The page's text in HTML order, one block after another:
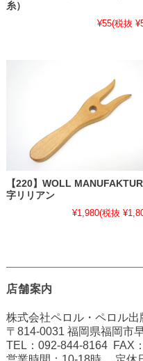
糸）
¥55(税抜
【220】WOLL
字リリアン
¥1,980(税抜
店舗案内
株式会社ペロル・ペロル出
〒814-0031 福岡県福岡市
TEL： 092-844-8164FAX：